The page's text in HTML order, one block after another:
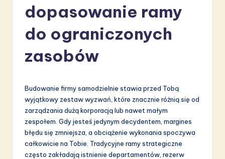
L
dopasowanie ramy
do ograniczonych
zasobów
Budowanie firmy samodzielnie stawia przed Tobą
wyjątkowy zestaw wyzwań, które znacznie różnią się od
zarządzania dużą korporacją lub nawet małym
zespołem. Gdy jesteś jedynym decydentem, margines
błędu się zmniejsza, a obciążenie wykonania spoczywa
całkowicie na Tobie. Tradycyjne ramy strategiczne
często zakładają istnienie departamentów, rezerw